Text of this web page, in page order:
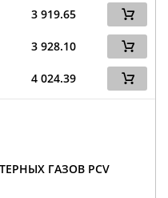
3 919.65
3 928.10
4 024.39
ГАЗОВ PCV